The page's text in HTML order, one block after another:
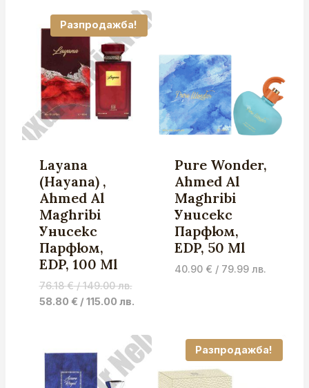
Разпродажба!
Layana
(Hayana) ,
Ahmed Al
Maghribi
Унисекс
Парфюм,
EDP, 100 Ml
76.18€/ 149.00 лв.Original
price
76.18 €
/
149.00 лв..
58.80 € / 115.00 лв.Current
is:
58.80 €
/
115.00 лв..
Pure Wonder,
Ahmed Al
Maghribi
Унисекс
Парфюм,
EDP, 50 Ml
40.90 € / 79.99 лв.
Разпродажба!